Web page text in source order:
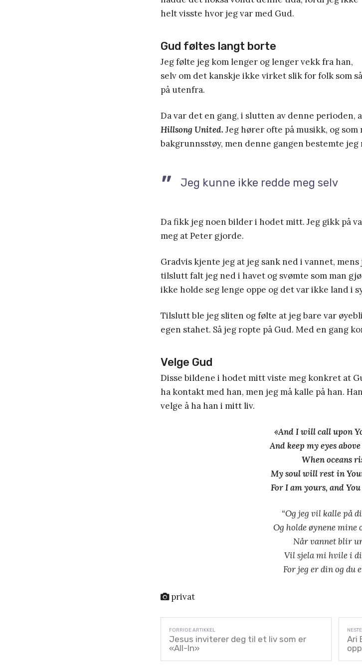
helt visste hvor jeg var med Gud.
Gud føltes langt borte
Jeg følte jeg kom lenger og lenger vekk fra han,
selv om det kanskje ikke virket slik for folk som så
på utenfra.
Da var det en gang, i slutten av denne perioden,
Hillsong United. Jeg hører ofte på musikk, og
bakgrunnsstøy, men denne gangen bestemte
Jeg kunne ikke redde meg selv
Da fikk jeg noen bilder i hodet mitt. Jeg gikk på
meg at Peter gjorde.
Gradvis kjente jeg at jeg sank ned i vannet,
tilslutt falt jeg ned i havet og svømte som man
ikke holde seg lenge oppe og det var ikke land i
Tilslutt ble jeg sliten og følte at jeg bare var
egen stahet. Så jeg ropte på Gud. Med en gang
Velge Gud
Disse bildene i hodet mitt viste meg konkret at
ha kontakt med han, men jeg må kalle på han.
velge å ha han i mitt liv.
«And I will call upon
And keep my eyes
When oceans
My soul will rest in
For I am yours, and
“Og jeg vil kalle på
Og holde øynene mine
Når vannet blir
Vil sjela mi hvile i
For jeg er din og du
privat
Jesus inviterer deg til et liv som er
«All-In»
Ari